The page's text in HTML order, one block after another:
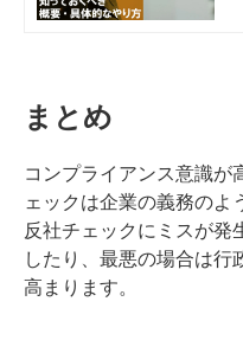
まとめ
コンプライアンス意識が
ェックは企業の義務のよ
反社チェックにミスが発
したり、最悪の場合は行
高まります。